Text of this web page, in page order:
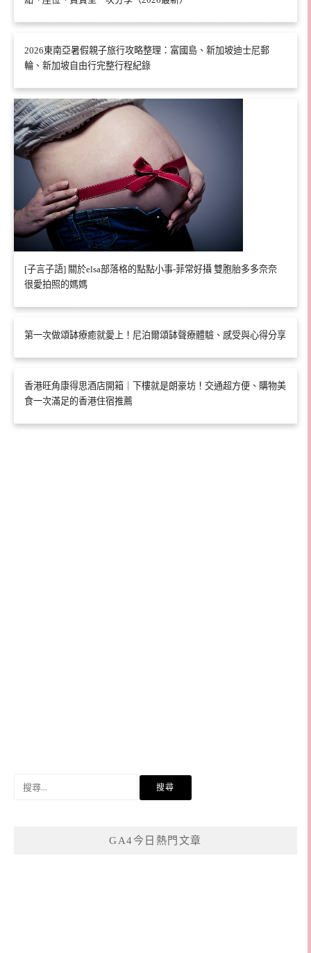
2026東南亞暑假親子旅行攻略整理：富國島、新加坡迪士尼郵
輪、新加坡自由行完整行程紀錄
[子言子語] 關於elsa部落格的點點小事-菲常好攝 雙胞胎多多奈奈
很愛拍照的媽媽
第一次做頌缽療癒就愛上！尼泊爾頌缽聲療體驗、感受與心得分享
香港旺角康得思酒店開箱｜下樓就是朗豪坊！交通超方便、購物美
食一次滿足的香港住宿推薦
GA4今日熱門文章